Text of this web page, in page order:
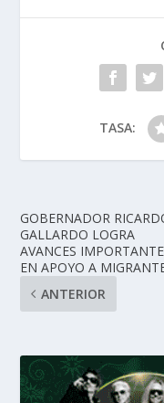
TASA:
GOBERNADOR
GALLARDO LOGRA
AVANCES
EN APOYO A
ANTERIOR